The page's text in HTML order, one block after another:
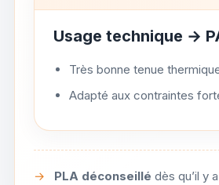
Usage technique →
Très bonne tenue
Adapté aux contraintes
→ PLA déconseillé dès qu’il y